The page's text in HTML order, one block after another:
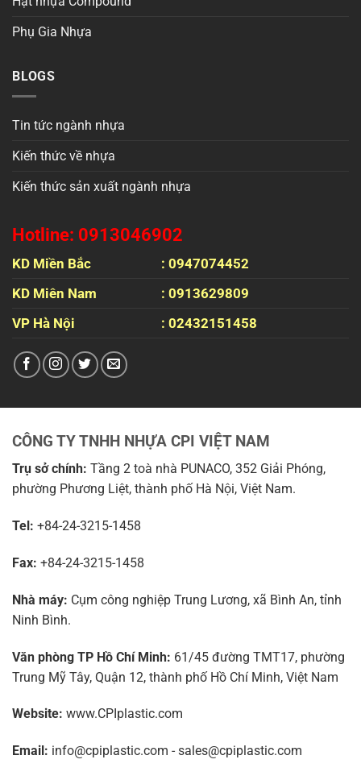
Phụ Gia Nhựa
BLOGS
Tin tức ngành nhựa
Kiến thức về nhựa
Kiến thức sản xuất ngành nhựa
Hotline: 0913046902
KD Miền Bắc
: 0947074452
KD Miên Nam
: 0913629809
VP Hà Nội
: 02432151458
CÔNG TY TNHH NHỰA CPI VIỆT NAM
Trụ sở chính: Tầng 2 toà nhà PUNACO, 352 Giải Phóng,
phường Phương Liệt, thành phố Hà Nội, Việt Nam.
Tel: +84-24-3215-1458
Fax: +84-24-3215-1458
Nhà máy: Cụm công nghiệp Trung Lương, xã Bình An, tỉnh
Ninh Bình.
Văn phòng TP Hồ Chí Minh: 61/45 đường TMT17, phường
Trung Mỹ Tây, Quận 12, thành phố Hồ Chí Minh, Việt Nam
Website: www.CPIplastic.com
Email: info@cpiplastic.com - sales@cpiplastic.com